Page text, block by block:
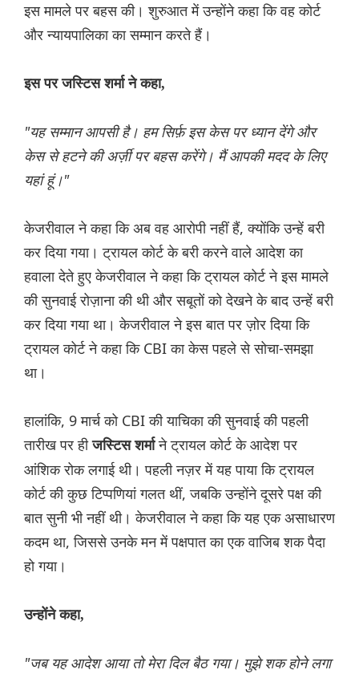
इस मामले पर बहस की। शुरुआत में उन्होंने कहा कि वह कोर्ट
और न्यायपालिका का सम्मान करते हैं।
इस पर जस्टिस शर्मा ने कहा,
"यह सम्मान आपसी है। हम सिर्फ़ इस केस पर ध्यान देंगे और
केस से हटने की अर्ज़ी पर बहस करेंगे। मैं आपकी मदद के लिए
यहां हूं।"
केजरीवाल ने कहा कि अब वह आरोपी नहीं हैं, क्योंकि उन्हें बरी
कर दिया गया। ट्रायल कोर्ट के बरी करने वाले आदेश का
हवाला देते हुए केजरीवाल ने कहा कि ट्रायल कोर्ट ने इस मामले
की सुनवाई रोज़ाना की थी और सबूतों को देखने के बाद उन्हें बरी
कर दिया गया था। केजरीवाल ने इस बात पर ज़ोर दिया कि
ट्रायल कोर्ट ने कहा कि CBI का केस पहले से सोचा-समझा
था।
हालांकि, 9 मार्च को CBI की याचिका की सुनवाई की पहली
तारीख पर हीजस्टिस शर्माने ट्रायल कोर्ट के आदेश पर
आंशिक रोक लगाई थी। पहली नज़र में यह पाया कि ट्रायल
कोर्ट की कुछ टिप्पणियां गलत थीं, जबकि उन्होंने दूसरे पक्ष की
बात सुनी भी नहीं थी। केजरीवाल ने कहा कि यह एक असाधारण
कदम था, जिससे उनके मन में पक्षपात का एक वाजिब शक पैदा
हो गया।
उन्होंने कहा,
"जब यह आदेश आया तो मेरा दिल बैठ गया। मुझे शक होने लगा